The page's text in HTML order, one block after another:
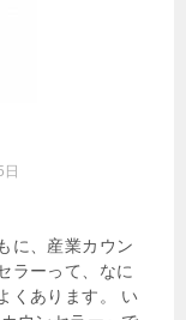
に、産業カウン
ラーって、なに
くあります。 い